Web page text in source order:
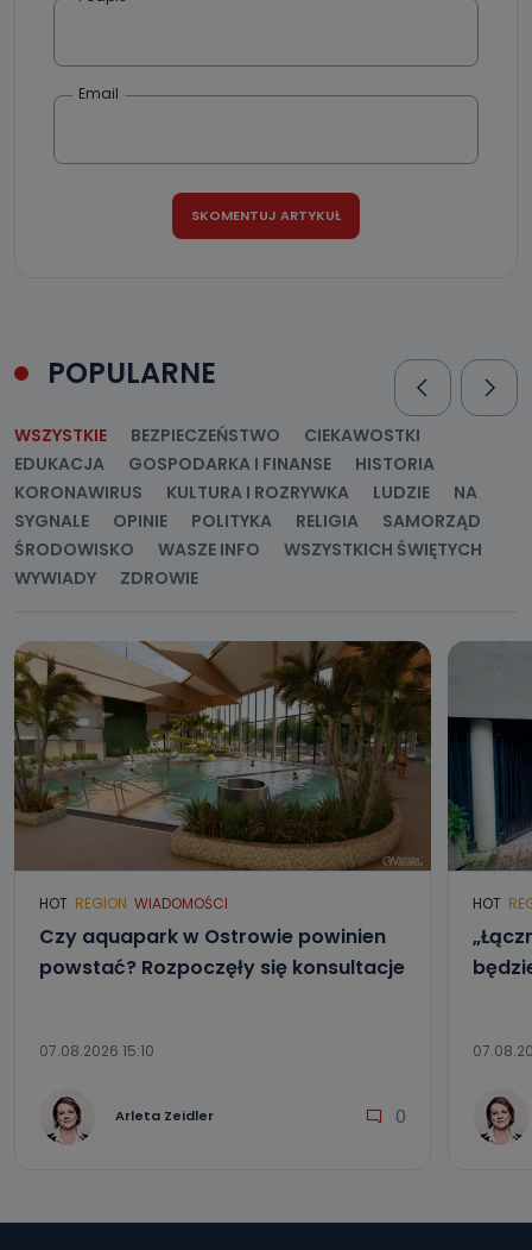
Email
POPULARNE
WSZYSTKIE BEZPIECZEŃSTWO
CIEKAWOSTKI
EDUKACJA
GOSPODARKA I FINANSE
HISTORIA
KORONAWIRUS
KULTURA I ROZRYWKA LUDZIE
NA
SYGNALE
OPINIE POLITYKA RELIGIA
SAMORZĄD
ŚRODOWISKO
WASZE INFO
WSZYSTKICH ŚWIĘTYCH
WYWIADY
ZDROWIE
HOT REGION WIADOMOŚCI
Czy aquapark w Ostrowie powinien
powstać? Rozpoczęły się konsultacje
07.08.2026 15:10
Arleta Zeidler 0
HOT